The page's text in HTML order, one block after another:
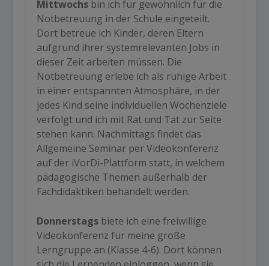
Mittwochsbin ich für gewöhnlich für die
Notbetreuung in der Schule eingeteilt.
Dort betreue ich Kinder, deren Eltern
aufgrund ihrer systemrelevanten Jobs in
dieser Zeit arbeiten müssen. Die
Notbetreuung erlebe ich als ruhige Arbeit
in einer entspannten Atmosphäre, in der
jedes Kind seine individuellen Wochenziele
verfolgt und ich mit Rat und Tat zur Seite
stehen kann. Nachmittags findet das
Allgemeine Seminar per Videokonferenz
auf der iVorDi-Plattform statt, in welchem
pädagogische Themen außerhalb der
Fachdidaktiken behandelt werden.
Donnerstagsbiete ich eine freiwillige
Videokonferenz für meine große
Lerngruppe an (Klasse 4-6). Dort können